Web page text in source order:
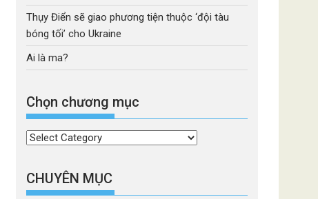
Thụy Điển sẽ giao phương tiện thuộc ‘đội tàu
bóng tối’ cho Ukraine
Ai là ma?
Chọn chương mục
Chọn
mục
CHUYÊN MỤC